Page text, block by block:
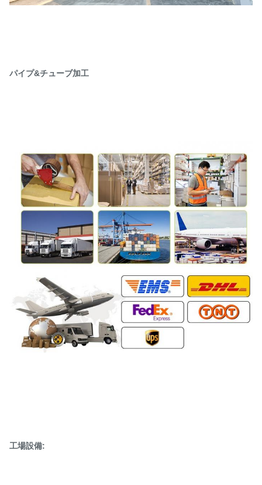
パイプ&チューブ加工
工場設備: